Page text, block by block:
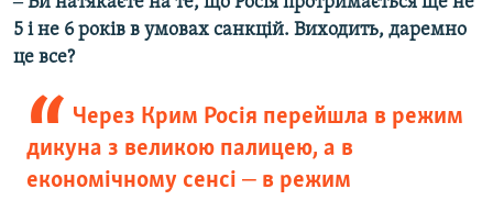
5 і не 6 років в умовах санкцій. Виходить, даремно
це все?
Через Крим Росія перейшла в режим
дикуна з великою палицею, а в
економічному сенсі ‒ в режим